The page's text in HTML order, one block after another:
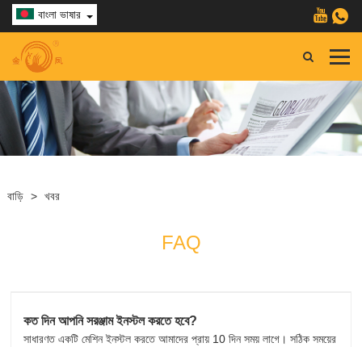
বাংলা ভাষার
বাড়ি > খবর
FAQ
কত দিন আপনি সরঞ্জাম ইনস্টল করতে হবে?
সাধারণত একটি মেশিন ইনস্টল করতে আমাদের প্রায় 10 দিন সময় লাগে। সঠিক সময়ের